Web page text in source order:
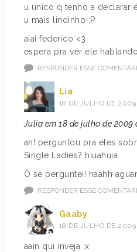
u unico q tenho a declarar
u mais lindinho :P
aiai federico <3
espera pra ver ele
RESPONDER ESSE
Lia
18 DE JULHO DE
Julia em 18 de julho de 2009
ah! perguntou pra eles
Single Ladies? hiuahuia
Ô se perguntei! haahh
RESPONDER ESSE
Gaaby
18 DE JULHO DE
aain qui inveja ;x